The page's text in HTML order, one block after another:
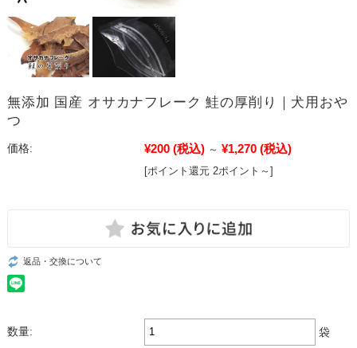
無添加 国産 オサカナフレーク 鮭の厚削り｜犬用おや
つ
価格: ¥200 (税込) ～ ¥1,270 (税込)
[ポイント還元 2ポイント～]
返品・交換について
数量: 袋